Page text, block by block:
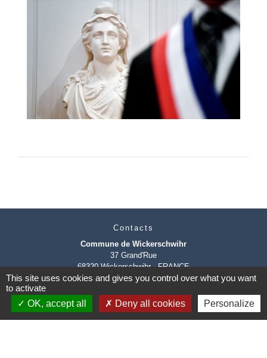
Contacts
Commune de Wickerschwihr
37 Grand'Rue
68320 Wickerschwihr - FRANCE
+33 3 89 47 40 21
This site uses cookies and gives you control over what you want
to activate
OK, accept all
Deny all cookies Personalize